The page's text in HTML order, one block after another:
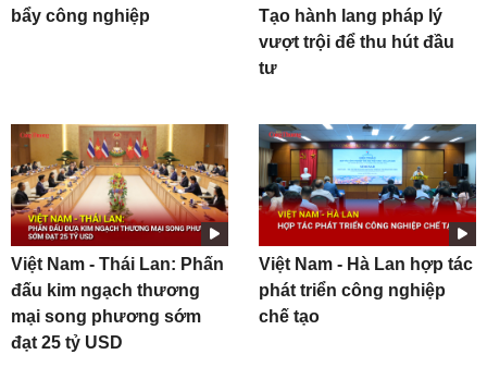
bẩy công nghiệp
Tạo hành lang pháp lý
vượt trội để thu hút đầu
tư
Việt Nam - Thái Lan: Phấn
đấu kim ngạch thương
mại song phương sớm
đạt 25 tỷ USD
Việt Nam - Hà Lan hợp tác
phát triển công nghiệp
chế tạo